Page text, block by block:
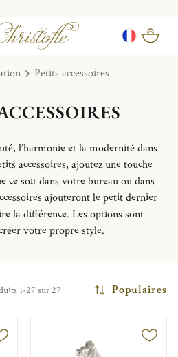
Petits accessoires
l’harmonie et la modernité dans
accessoires, ajoutez une touche
ce soit dans votre bureau ou dans
ajouteront lepetit dernier
ladifférence. Les options sont
votre propre style.
1-27 sur 27 Populaires